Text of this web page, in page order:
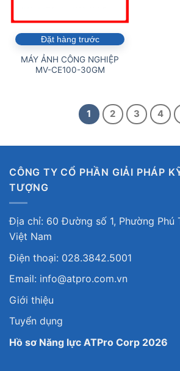
Đặt hàng trước
MÁY ẢNH CÔNG NGHIỆP
MV-CE100-30GM
1 2 3 4
CÔNG TY CỔ PHẦN GIẢI PHÁP
TƯỢNG
Địa chỉ: 60 Đường số 1, Phường Phú
Việt Nam
Điện thoại: 028.3842.5001
Email: info@atpro.com.vn
Giới thiệu
Tuyển dụng
Hồ sơ Năng lực ATPro Corp 2026